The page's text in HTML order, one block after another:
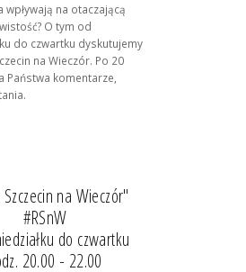
wpływają na otaczającą
O tym od
do czwartku dyskutujemy
na Wieczór. Po 20
Państwa komentarze,
na Wieczór"
#RSnW
do czwartku
20.00 - 22.00